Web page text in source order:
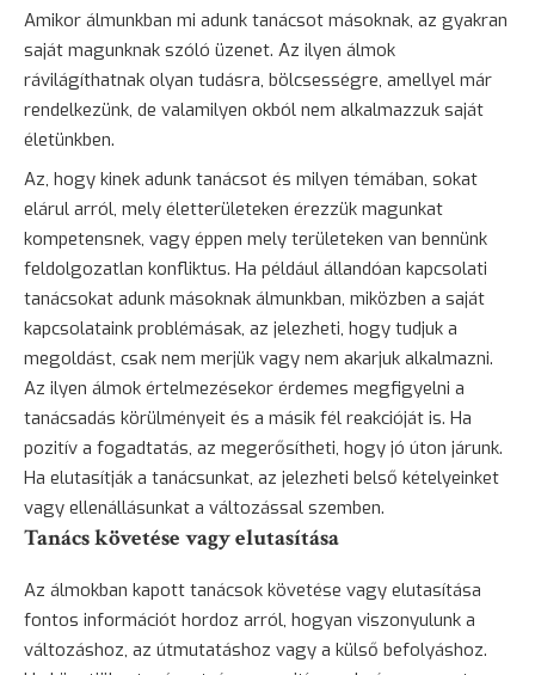
Amikor álmunkban mi adunk tanácsot másoknak, az gyakran
saját magunknak szóló üzenet. Az ilyen álmok
rávilágíthatnak olyan tudásra, bölcsességre, amellyel már
rendelkezünk, de valamilyen okból nem alkalmazzuk saját
életünkben.
Az, hogy kinek adunk tanácsot és milyen témában, sokat
elárul arról, mely életterületeken érezzük magunkat
kompetensnek, vagy éppen mely területeken van bennünk
feldolgozatlan konfliktus. Ha például állandóan kapcsolati
tanácsokat adunk másoknak álmunkban, miközben a saját
kapcsolataink problémásak, az jelezheti, hogy tudjuk a
megoldást, csak nem merjük vagy nem akarjuk alkalmazni.
Az ilyen álmok értelmezésekor érdemes megfigyelni a
tanácsadás körülményeit és a másik fél reakcióját is. Ha
pozitív a fogadtatás, az megerősítheti, hogy jó úton járunk.
Ha elutasítják a tanácsunkat, az jelezheti belső kételyeinket
vagy ellenállásunkat a változással szemben.
Tanács követése vagy elutasítása
Az álmokban kapott tanácsok követése vagy elutasítása
fontos információt hordoz arról, hogyan viszonyulunk a
változáshoz, az útmutatáshoz vagy a külső befolyáshoz.